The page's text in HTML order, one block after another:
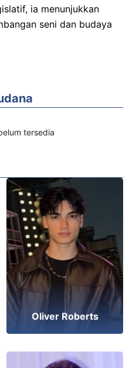
ia menunjukkan
seni dan budaya
tersedia
Oliver Roberts